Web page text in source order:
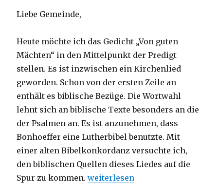
Liebe Gemeinde,
Heute möchte ich das Gedicht „Von guten
Mächten“ in den Mittelpunkt der Predigt
stellen. Es ist inzwischen ein Kirchenlied
geworden. Schon von der ersten Zeile an
enthält es biblische Bezüge. Die Wortwahl
lehnt sich an biblische Texte besonders an die
der Psalmen an. Es ist anzunehmen, dass
Bonhoeffer eine Lutherbibel benutzte. Mit
einer alten Bibelkonkordanz versuchte ich,
den biblischen Quellen dieses Liedes auf die
Spur zu kommen.„Predigt am Buß- und Bettag –
weiterlesen